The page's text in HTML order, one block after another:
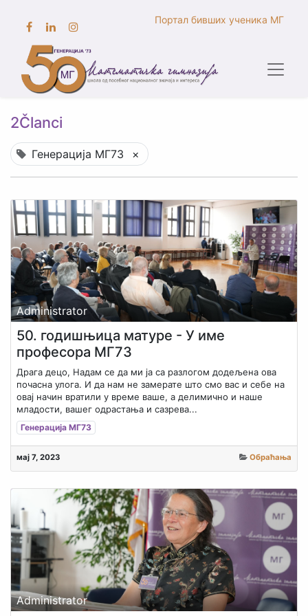
Портал бивших ученика МГ
2Članci
Генерација МГ73 ×
Administrator
50. годишњица матуре - У име
професора МГ73
Драга децо, Надам се да ми ја са разлогом додељена ова
почасна улога. И да нам не замерате што смо вас и себе на
овај начин вратили у време ваше, а делимично и наше
младости, вашег одрастања и сазрева...
Генерација МГ73
мај 7, 2023 Обраћања
Administrator